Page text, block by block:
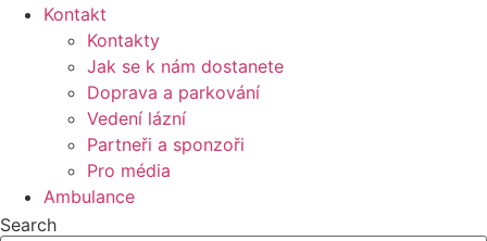
Kontakt
Kontakty
Jak se k nám dostanete
Doprava a parkování
Vedení lázní
Partneři a sponzoři
Pro média
Ambulance
Search